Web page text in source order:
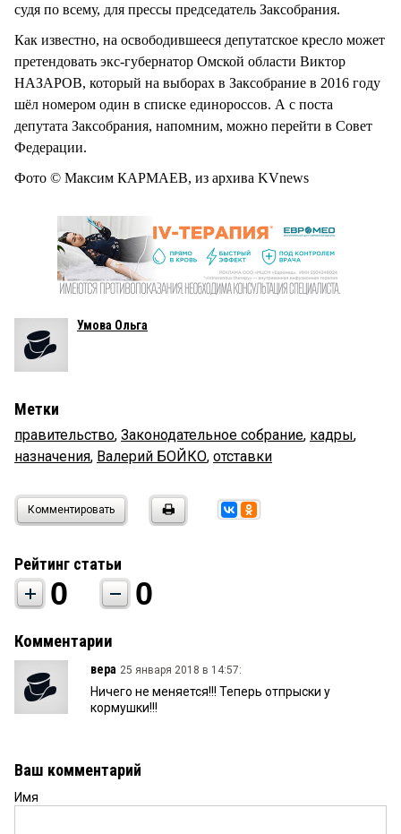
судя по всему, для прессы председатель Заксобрания.
Как известно, на освободившееся депутатское кресло может
претендовать экс-губернатор Омской области Виктор
НАЗАРОВ, который на выборах в Заксобрание в 2016 году
шёл номером один в списке единороссов. А с поста
депутата Заксобрания, напомним, можно перейти в Совет
Федерации.
Фото © Максим КАРМАЕВ, из архива KVnews
Умова Ольга
Метки
правительство, Законодательное собрание, кадры,
назначения, Валерий БОЙКО, отставки
Комментировать
Рейтинг статьи
0 0
Комментарии
вера 25 января 2018 в 14:57:
Ничего не меняется!!! Теперь отпрыски у
кормушки!!!
Ваш комментарий
Имя